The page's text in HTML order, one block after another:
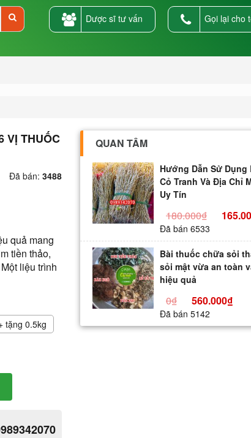
Gọi lại cho
Dược sĩ tư vấn
VỊ THUỐC
Đã bán: 3488
quả mang
tiền thảo,
liệu trình
tặng 0.5kg
QUAN TÂM
Hướng Dẫn Sử Dụng
Cỏ Tranh Và Địa Chỉ
Uy Tín
180.000₫
Đã bán 6533
Bài thuốc chữa sỏi
sỏi mật vừa an toàn
hiệu quả
0₫ 560.000₫
Đã bán 5142